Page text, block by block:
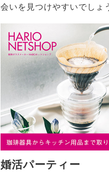
会いを見つけやすいでしょ
婚活パーティー